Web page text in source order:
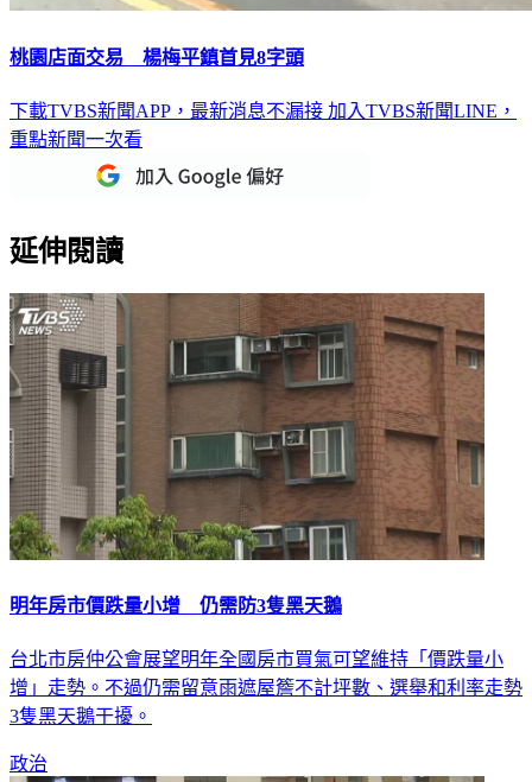
桃園店面交易 楊梅平鎮首見8字頭
下載TVBS新聞APP，最新消息不漏接 加入TVBS新聞LINE，
重點新聞一次看
延伸閱讀
明年房市價跌量小增 仍需防3隻黑天鵝
台北市房仲公會展望明年全國房市買氣可望維持「價跌量小
增」走勢。不過仍需留意雨遮屋簷不計坪數、選舉和利率走勢
3隻黑天鵝干擾。
政治